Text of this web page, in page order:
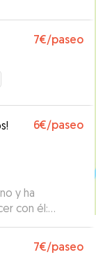
7€/paseo
6€/paseo
y ha
con él:
”
7€/paseo